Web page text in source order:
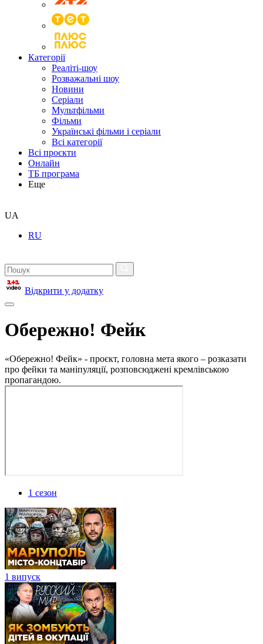
Категорії
Реаліті-шоу
Розважальні шоу
Новини
Серіали
Мультфільми
Фільми
Українські фільми і серіали
Всі категорії
Всі проєкти
Онлайн
ТБ програма
Еще
UA
RU
Відкрити у додатку
Обережно! Фейк
«Обережно! Фейк» - проєкт, головна мета якого – розказати
про фейки та маніпуляції, розповсюджені кремлівською
пропагандою.
1 сезон
1 випуск